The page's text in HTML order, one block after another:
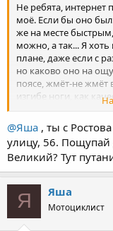
Не ребята,
моё. Если бы оно
же на месте
можно, а так... Я
плане, даже если с
но каково оно на
поясе, жмёт-не жмёт
изгибе ноги, как
на фото, да и
интуитивно-онлайн
шмоток с
жалко, валяется.
разных с Алика,
понравилась, а
бы, швы исполнены
выглядят более
ожидал, вот и
нас такая пятак и
@Яша , ты с
улицу, 56. Пощупай
Великий? Тут
Я Яша
Мотоциклист